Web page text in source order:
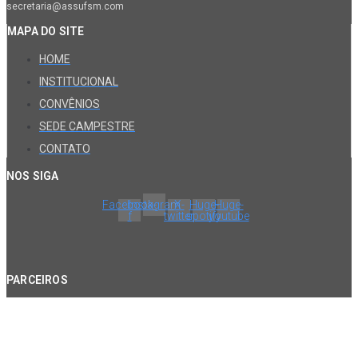
secretaria@assufsm.com
MAPA DO SITE
HOME
INSTITUCIONAL
CONVÊNIOS
SEDE CAMPESTRE
CONTATO
NOS SIGA
Facebook-
f
InstagramX-
twitter
Huge-
spotify
Huge-
youtube
PARCEIROS